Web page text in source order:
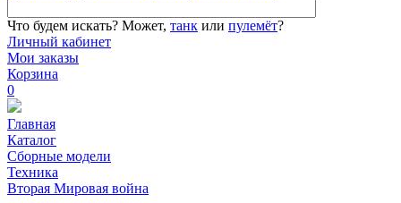
Что будем искать? Может, танк или пулемёт?
Личный кабинет
Мои заказы
Корзина
0
Главная
Каталог
Сборные модели
Техника
Вторая Мировая война